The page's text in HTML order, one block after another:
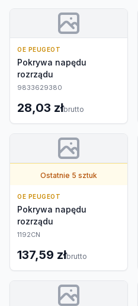
OE PEUGEOT
Pokrywa napędu
rozrządu
9833629380
28,03 złbrutto
Ostatnie 5 sztuk
OE PEUGEOT
Pokrywa napędu
rozrządu
1192CN
137,59 złbrutto